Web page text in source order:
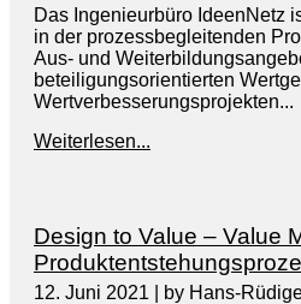
Das Ingenieurbüro IdeenNetz
in der prozessbegleitenden
Aus- und
beteiligungsorientierten
Wertverbesserungsprojekten...
Weiterlesen...
Design to Value – Value
12. Juni 2021
by Hans-